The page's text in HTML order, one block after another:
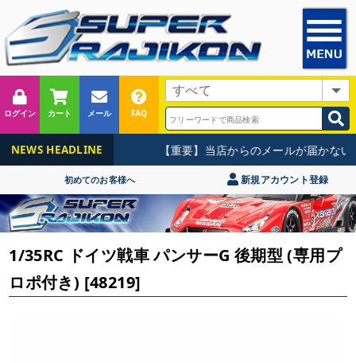
ログイン カート メール FAQ
NEWS HEADLINE 【重要】当店からのメールが届かない
初めてのお客様へ 新規アカウント登録
1/35RC ドイツ戦車 パンサーG 後期型 (専用プ
ロポ付き) [48219]